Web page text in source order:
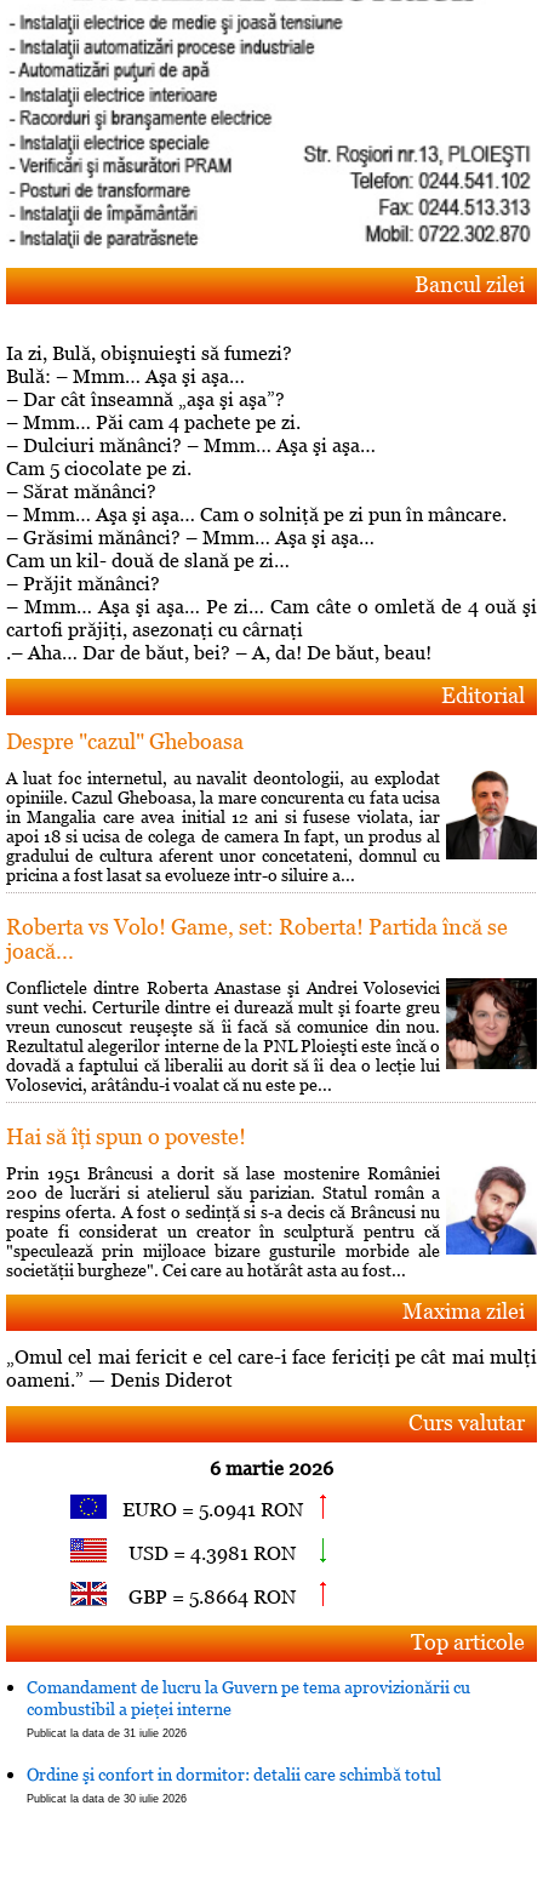
Bancul zilei
Ia zi, Bulă, obişnuieşti să fumezi?
Bulă: – Mmm… Aşa şi aşa…
– Dar cât înseamnă „aşa şi aşa”?
– Mmm… Păi cam 4 pachete pe zi.
– Dulciuri mănânci? – Mmm… Aşa şi aşa…
Cam 5 ciocolate pe zi.
– Sărat mănânci?
– Mmm… Aşa şi aşa… Cam o solniţă pe zi pun în mâncare.
– Grăsimi mănânci? – Mmm… Aşa şi aşa…
Cam un kil- două de slană pe zi…
– Prăjit mănânci?
– Mmm… Aşa şi aşa… Pe zi… Cam câte o omletă de 4 ouă şi
cartofi prăjiţi, asezonaţi cu cârnaţi
.– Aha… Dar de băut, bei? – A, da! De băut, beau!
Editorial
Despre "cazul" Gheboasa
A luat foc internetul, au navalit deontologii, au explodat
opiniile. Cazul Gheboasa, la mare concurenta cu fata ucisa
in Mangalia care avea initial 12 ani si fusese violata, iar
apoi 18 si ucisa de colega de camera In fapt, un produs al
gradului de cultura aferent unor concetateni, domnul cu
pricina a fost lasat sa evolueze intr-o siluire a...
Roberta vs Volo! Game, set: Roberta! Partida încă se
joacă...
Conflictele dintre Roberta Anastase şi Andrei Volosevici
sunt vechi. Certurile dintre ei durează mult şi foarte greu
vreun cunoscut reuşeşte să îi facă să comunice din nou.
Rezultatul alegerilor interne de la PNL Ploieşti este încă o
dovadă a faptului că liberalii au dorit să îi dea o lecţie lui
Volosevici, arâtându-i voalat că nu este pe...
Hai să îţi spun o poveste!
Prin 1951 Brâncusi a dorit să lase mostenire României
200 de lucrări si atelierul său parizian. Statul român a
respins oferta. A fost o sedinţă si s-a decis că Brâncusi nu
poate fi considerat un creator în sculptură pentru că
"speculează prin mijloace bizare gusturile morbide ale
societăţii burgheze". Cei care au hotărât asta au fost...
Maxima zilei
„Omul cel mai fericit e cel care-i face fericiţi pe cât mai mulţi
oameni.” — Denis Diderot
Curs valutar
6 martie 2026
EURO = 5.0941 RON
USD = 4.3981 RON
GBP = 5.8664 RON
Top articole
Comandament de lucru la Guvern pe tema aprovizionării cu
combustibil a pieţei interne
Publicat la data de 31 iulie 2026
Ordine şi confort in dormitor: detalii care schimbă totul
Publicat la data de 30 iulie 2026